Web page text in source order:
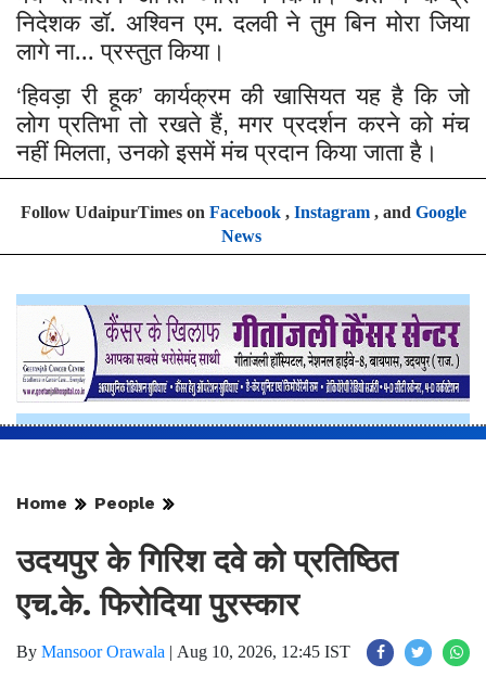
निदेशक डॉ. अश्विन एम. दलवी ने तुम बिन मोरा जिया
लागे ना... प्रस्तुत किया।
‘हिवड़ा री हूक’कार्यक्रम की खासियत यह है कि जो
लोग प्रतिभा तो रखते हैं,मगर प्रदर्शन करने को मंच
नहीं मिलता,उनको इसमें मंच प्रदान किया जाता है।
Follow UdaipurTimes on Facebook, Instagram, and Google
News
Home People
उदयपुर के गिरिश दवे को प्रतिष्ठित
एच.के. फिरोदिया पुरस्कार
By Mansoor Orawala | Aug 10, 2026, 12:45 IST